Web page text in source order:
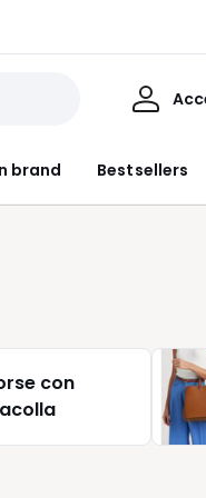
brand Bestsellers
con